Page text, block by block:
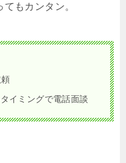
もカンタン。
イミングで電話面談